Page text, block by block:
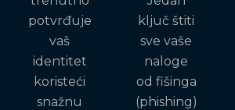
potvrđuje
vaš
identitet
koristeći
snažnu
ključ štiti
sve vaše
naloge
od fišinga
(phishing)